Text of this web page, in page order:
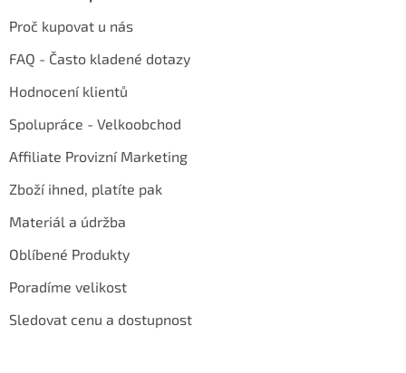
Proč kupovat u nás
FAQ - Často kladené dotazy
Hodnocení klientů
Spolupráce - Velkoobchod
Affiliate Provizní Marketing
Zboží ihned, platíte pak
Materiál a údržba
Oblíbené Produkty
Poradíme velikost
Sledovat cenu a dostupnost